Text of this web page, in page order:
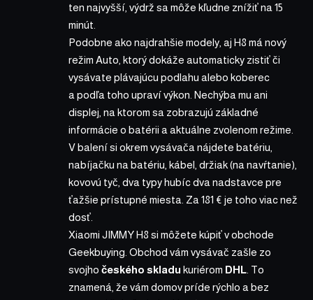
ten najvyšší, výdrž sa môže kľudne znížiť na 15
minút.
Podobne ako najdrahšie modely, aj H8 má nový
režim Auto, ktorý dokáže automaticky zistiť či
vysávate plávajúcu podlahu alebo koberec
a podľa toho upraví výkon. Nechýba mu ani
displej, na ktorom sa zobrazujú základné
informácie o batérii a aktuálne zvolenom režime.
V balení si okrem vysávača nájdete batériu,
nabíjačku na batériu, kábel, držiak (na navŕtanie),
kovovú tyč, dva typy hubíc dva nadstavce pre
ťažšie prístupné miesta. Za 181 € je toho viac než
dosť.
Xiaomi JIMMY H8 si môžete kúpiťv obchode
Geekbuying . Obchod vám vysávač zašle zo
svojho českého skladu kuriérom DHL . To
znamená, že vám domov príde rýchlo a bez